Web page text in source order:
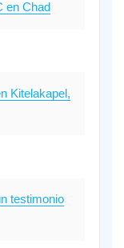
en Chad
Kitelakapel,
testimonio